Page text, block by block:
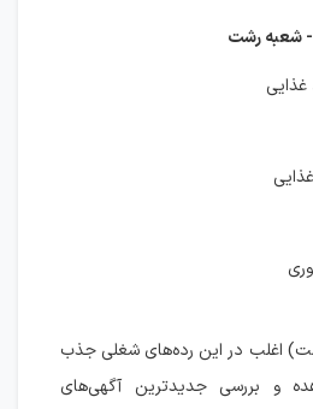
- شعبه رشت
اغلب در این رده‌های شغلی جذب
و بررسی جدیدترین آگهی‌های